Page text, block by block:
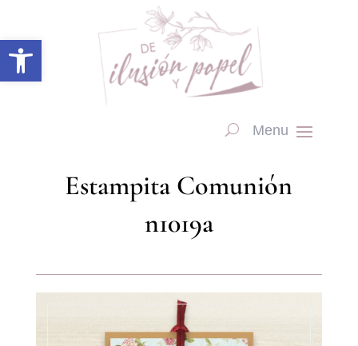
Abrir barra de herramientas
Estampita Comunión
n1019a